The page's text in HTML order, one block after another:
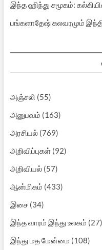
இந்த ஹிந்து சமூகம்:
பங்களாதேஷ் கலவரமும்
அஞ்சலி (55)
அனுபவம் (163)
அரசியல்(769)
அறிவிப்புகள்(92)
அறிவியல்(57)
ஆன்மிகம் (433)
இசை(34)
இந்த வாரம் இந்து உலகம் (27)
இந்து மத மேன்மை (108)